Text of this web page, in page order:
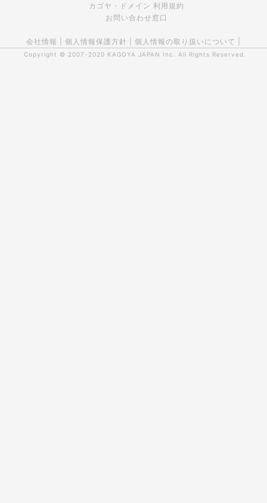
カゴヤ・ドメイン 利用規約
お問い合わせ窓口
会社情報 個人情報保護方針 個人情報の取り扱いについて
Copyright © 2007-2020 KAGOYA JAPAN Inc. All Rights Reserved.